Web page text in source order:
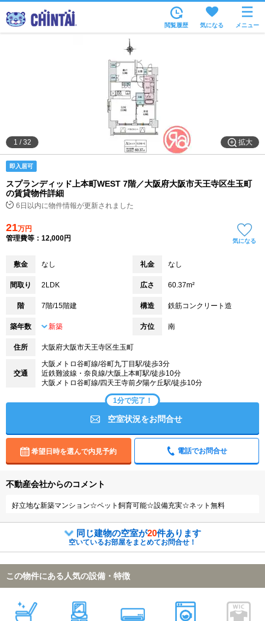
沿線・駅から
住所から
家賃相場から
通勤通学時間から
物件特集から
不動産会社から
閲覧履歴 気になる メニュー
拡大
1 /32
即入居可
スプランディッド上本町WEST 7階／大阪府大阪市天王寺区生玉町
の賃貸物件詳細
6日以内に物件情報が更新されました
21万円
管理費等：12,000円
気になる
敷金 なし 礼金 なし
間取り 2LDK 広さ 60.37m²
階 7階/15階建 構造 鉄筋コンクリート造
築年数 新築 方位 南
住所 大阪府大阪市天王寺区生玉町
交通
大阪メトロ谷町線/谷町九丁目駅/徒歩3分
近鉄難波線・奈良線/大阪上本町駅/徒歩10分
大阪メトロ谷町線/四天王寺前夕陽ケ丘駅/徒歩10分
1分で完了！
空室状況をお問合せ
希望日時を選んで内見予約 電話でお問合せ
不動産会社からのコメント
好立地な新築マンション☆ペット飼育可能☆設備充実☆ネット無料
同じ建物の空室が20件あります
空いているお部屋をまとめてお問合せ！
この物件にある人気の設備・特徴